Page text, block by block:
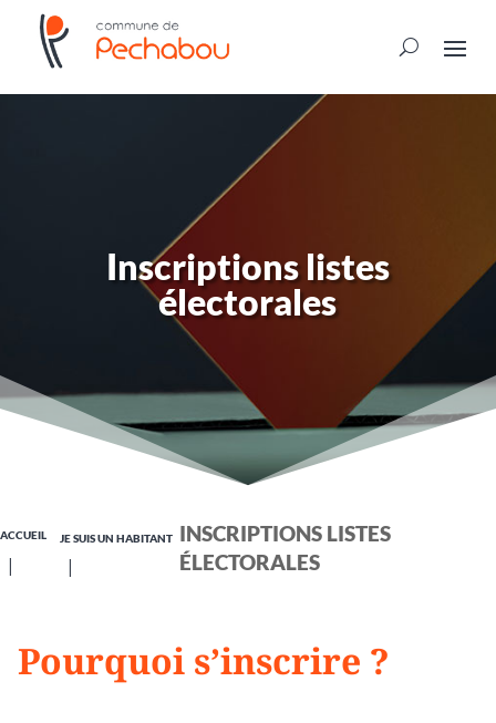
Inscriptions listes
électorales
ACCUEIL JE SUIS UN HABITANT
INSCRIPTIONS LISTES
ÉLECTORALES
Pourquoi s’inscrire ?